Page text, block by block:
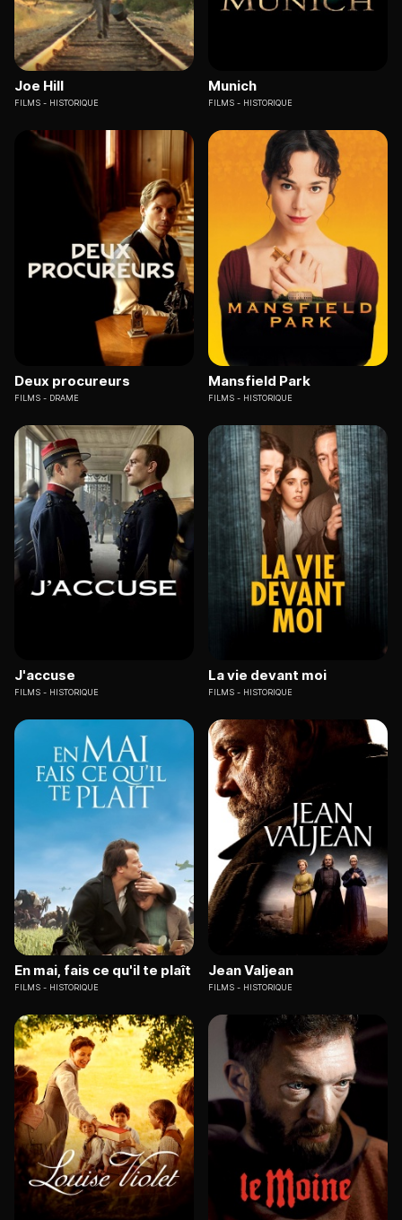
Joe Hill
FILMS HISTORIQUE
Munich
FILMS HISTORIQUE
Deux procureurs
FILMS DRAME
Mansfield Park
FILMS HISTORIQUE
J'accuse
FILMS HISTORIQUE
La vie devant moi
FILMS HISTORIQUE
En mai, fais ce qu'il te plaît
FILMS HISTORIQUE
Jean Valjean
FILMS HISTORIQUE